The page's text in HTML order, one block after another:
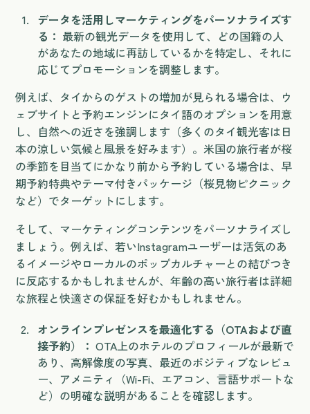
データを活用しマーケティングをパーソナライズす
る： 最新の観光データを使用して、どの国籍の人
があなたの地域に再訪しているかを特定し、それに
応じてプロモーションを調整します。
例えば、タイからのゲストの増加が見られる場合は、ウ
ェブサイトと予約エンジンにタイ語のオプションを用意
し、自然への近さを強調します（多くのタイ観光客は日
本の涼しい気候と風景を好みます）。米国の旅行者が桜
の季節を目当てにかなり前から予約している場合は、早
期予約特典やテーマ付きパッケージ（桜見物ピクニック
など）でターゲットにします。
そして、マーケティングコンテンツをパーソナライズし
ましょう。例えば、若いInstagramユーザーは活気のあ
るイメージやローカルのポップカルチャーとの結びつき
に反応するかもしれませんが、年齢の高い旅行者は詳細
な旅程と快適さの保証を好むかもしれません。
オンラインプレゼンスを最適化する（OTAおよび直
接予約）： OTA上のホテルのプロフィールが最新で
あり、高解像度の写真、最近のポジティブなレビュ
ー、アメニティ（Wi-Fi、エアコン、言語サポートな
ど）の明確な説明があることを確認します。